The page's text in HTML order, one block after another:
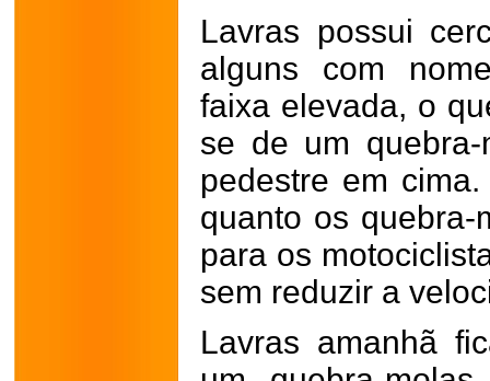
Lavras possui
alguns com
faixa elevada, o
se de um
pedestre em
quanto os quebra-
para os
sem reduzir a
Lavras amanhã